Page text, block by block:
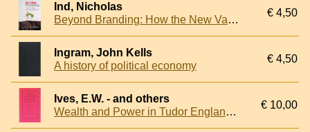
Ind, Nicholas
Beyond Branding: How the New Values of Transparency and Integrity are Changing the World of Brands
€ 4,50
Ingram, John Kells
A history of political economy
€ 4,50
Ives, E.W. - and others
Wealth and Power in Tudor England: Essays Presented to S.T. Bindhoff
€ 10,00